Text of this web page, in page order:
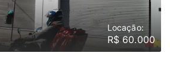
Locação:
R$ 60.000